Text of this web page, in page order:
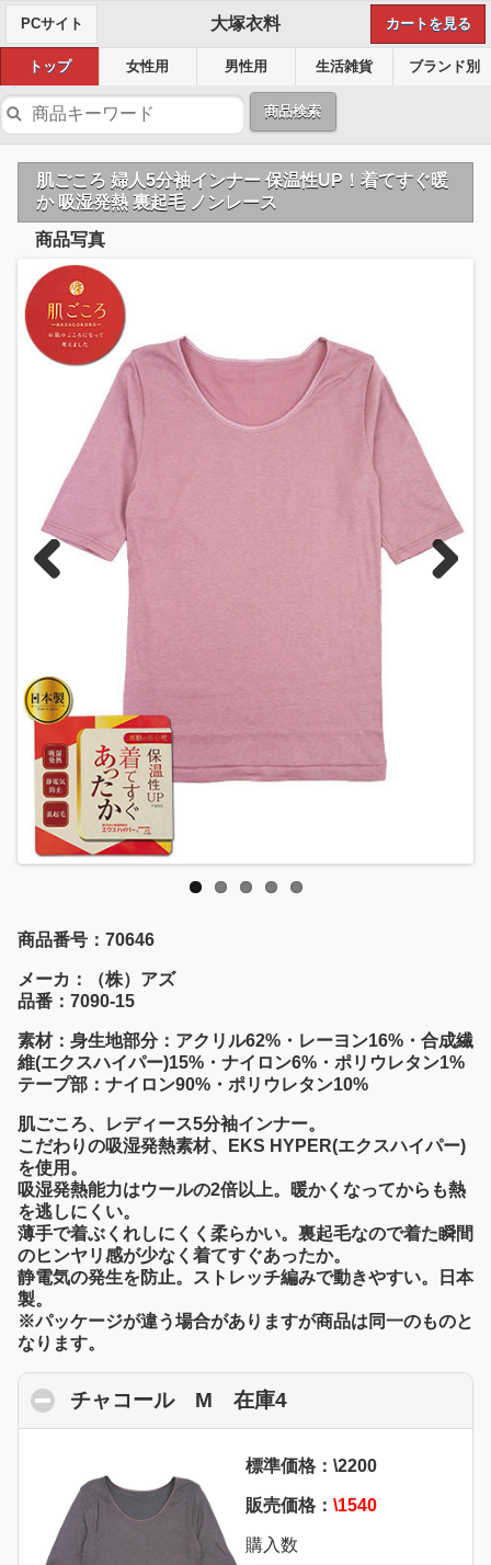
PCサイト 大塚衣料 カートを見る
トップ 女性用 男性用 生活雑貨 ブランド別
商品検索
肌ごころ 婦人5分袖インナー 保温性UP！着てすぐ暖
か 吸湿発熱 裏起毛 ノンレース
商品写真
商品番号：70646
メーカ：（株）アズ
品番：7090-15
素材：身生地部分：アクリル62%・レーヨン16%・合成繊
維(エクスハイパー)15%・ナイロン6%・ポリウレタン1%
テープ部：ナイロン90%・ポリウレタン10%
肌ごころ、レディース5分袖インナー。
こだわりの吸湿発熱素材、EKS HYPER(エクスハイパー)
を使用。
吸湿発熱能力はウールの2倍以上。暖かくなってからも熱
を逃しにくい。
薄手で着ぶくれしにくく柔らかい。裏起毛なので着た瞬間
のヒンヤリ感が少なく着てすぐあったか。
静電気の発生を防止。ストレッチ編みで動きやすい。日本
製。
※パッケージが違う場合がありますが商品は同一のものと
なります。
チャコール M 在庫4click to collapse
標準価格：\2200
販売価格： \1540
購入数